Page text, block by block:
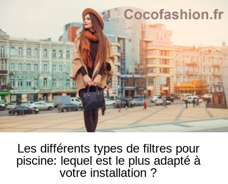
Les différents types de filtres pour
piscine: lequel est le plus adapté à
votre installation ?